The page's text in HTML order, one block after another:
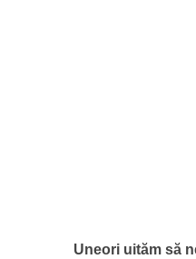
Uneori uităm să